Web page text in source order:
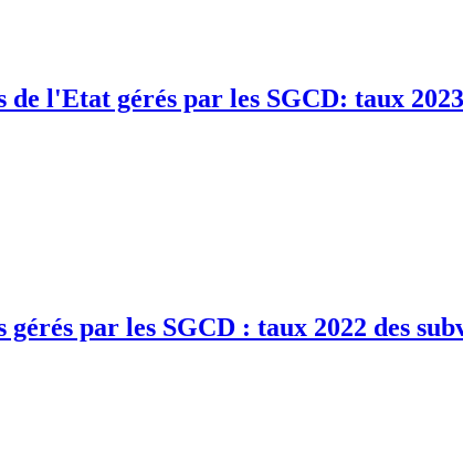
de l'Etat gérés par les SGCD: taux
gérés par les SGCD : taux 2022 des